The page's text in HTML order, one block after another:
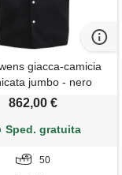
giacca-camicia
jumbo - nero
862,00 €
Sped. gratuita
50